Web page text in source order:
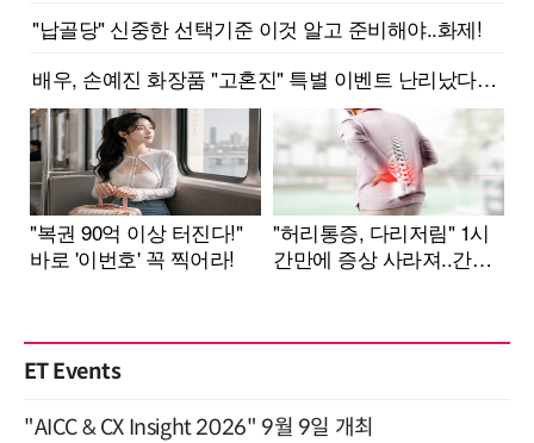
ET Events
"AICC & CX Insight 2026" 9월 9일 개최